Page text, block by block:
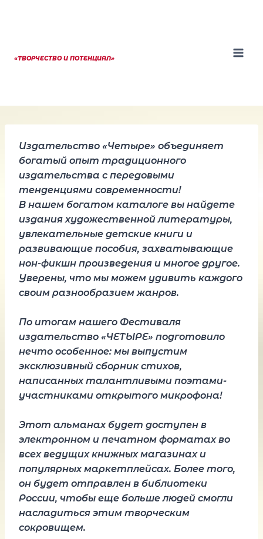
«ТВОРЧЕСТВО И ПОТЕНЦИАЛ»
Издательство «Четыре» объединяет
богатый опыт традиционного
издательства с передовыми
тенденциями современности!
В нашем богатом каталоге вы найдете
издания художественной литературы,
увлекательные детские книги и
развивающие пособия, захватывающие
нон-фикшн произведения и многое другое.
Уверены, что мы можем удивить каждого
своим разнообразием жанров.
По итогам нашего Фестиваля
издательство «ЧЕТЫРЕ» подготовило
нечто особенное: мы выпустим
эксклюзивный сборник стихов,
написанных талантливыми поэтами-
участниками открытого микрофона!
Этот альманах будет доступен в
электронном и печатном форматах во
всех ведущих книжных магазинах и
популярных маркетплейсах. Более того,
он будет отправлен в библиотеки
России, чтобы еще больше людей смогли
насладиться этим творческим
сокровищем.